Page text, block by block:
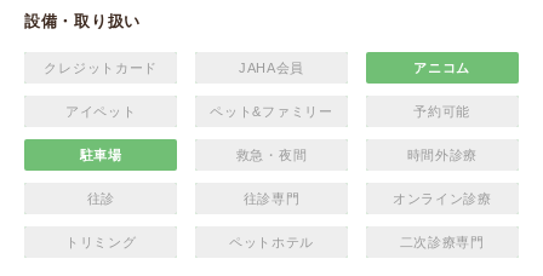
設備・取り扱い
クレジットカード JAHA会員 アニコム
アイペット ペット&ファミリー 予約可能
駐車場 救急・夜間 時間外診療
往診 往診専門 オンライン診療
トリミング ペットホテル 二次診療専門